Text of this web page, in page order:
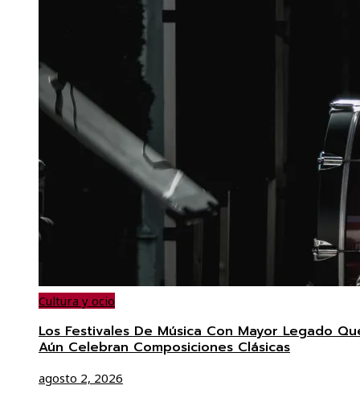
Cultura y ocio
Los Festivales De Música Con Mayor Legado
Aún Celebran Composiciones Clásicas
agosto 2, 2026